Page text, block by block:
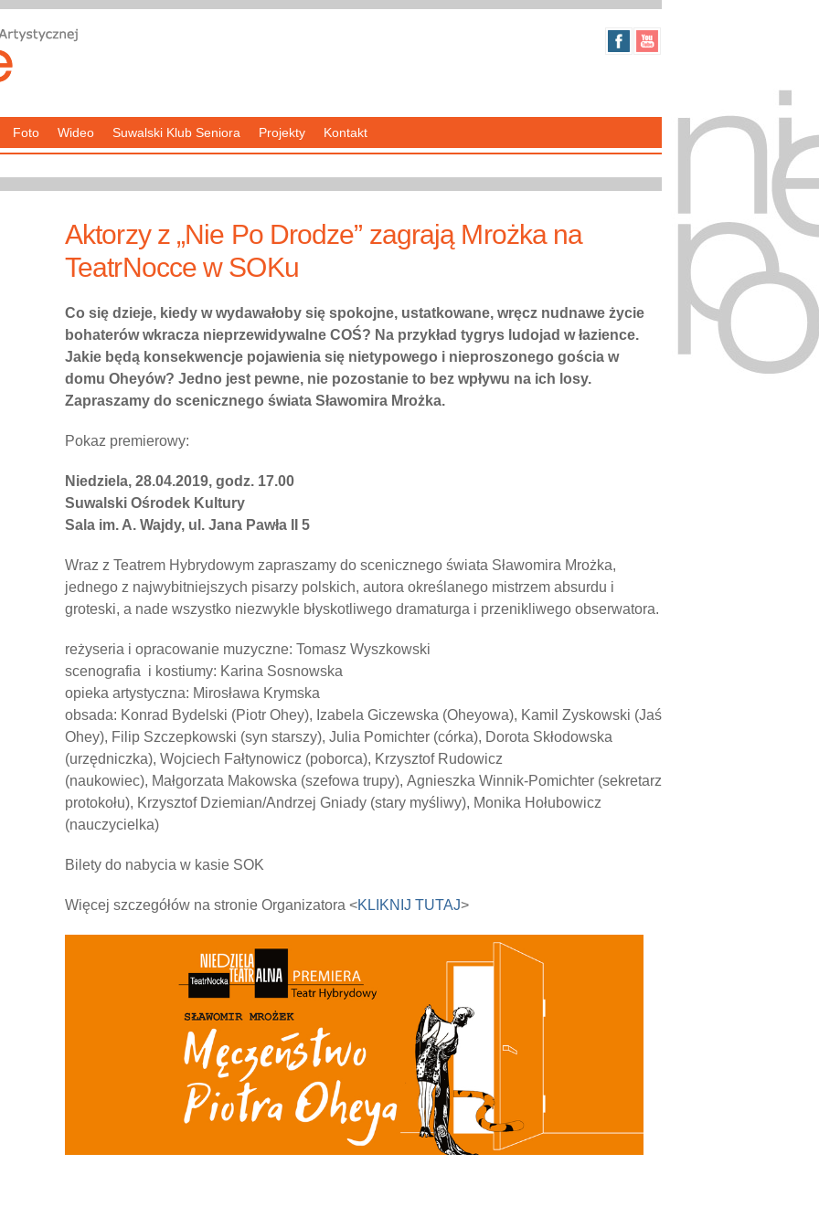
Foto Wideo Suwalski Klub Seniora Projekty Kontakt
Aktorzy z „Nie Po Drodze” zagrają Mrożka na
TeatrNocce w SOKu
Co się dzieje, kiedy w wydawałoby się spokojne, ustatkowane, wręcz nudnawe życie
bohaterów wkracza nieprzewidywalne COŚ? Na przykład tygrys ludojad w łazience.
Jakie będą konsekwencje pojawienia się nietypowego i nieproszonego gościa w
domu Oheyów? Jedno jest pewne, nie pozostanie to bez wpływu na ich losy.
Zapraszamy do scenicznego świata Sławomira Mrożka.
Pokaz premierowy:
Niedziela, 28.04.2019, godz. 17.00
Suwalski Ośrodek Kultury
Sala im. A. Wajdy, ul. Jana Pawła II 5
Wraz z Teatrem Hybrydowym zapraszamy do scenicznego świata Sławomira Mrożka,
jednego z najwybitniejszych pisarzy polskich, autora określanego mistrzem absurdu i
groteski, a nade wszystko niezwykle błyskotliwego dramaturga i przenikliwego obserwatora.
reżyseria i opracowanie muzyczne: Tomasz Wyszkowski
scenografia i kostiumy: Karina Sosnowska
opieka artystyczna: Mirosława Krymska
obsada: Konrad Bydelski (Piotr Ohey), Izabela Giczewska (Oheyowa), Kamil Zyskowski (Jaś
Ohey), Filip Szczepkowski (syn starszy), Julia Pomichter (córka), Dorota Skłodowska
(urzędniczka), Wojciech Fałtynowicz (poborca), Krzysztof Rudowicz
(naukowiec), Małgorzata Makowska (szefowa trupy), Agnieszka Winnik-Pomichter (sekretarz
protokołu), Krzysztof Dziemian/Andrzej Gniady (stary myśliwy), Monika Hołubowicz
(nauczycielka)
Bilety do nabycia w kasie SOK
Więcej szczegółów na stronie Organizatora <KLIKNIJ TUTAJ>